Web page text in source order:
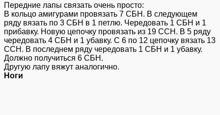
Передние лапы связать очень просто:
В кольцо амигурами провязать 7 СБН. В следующем
ряду вязать по 3 СБН в 1 петлю. Чередовать 1 СБН и 1
прибавку. Новую цепочку провязать из 19 ССН. В 5 ряду
чередовать 4 СБН и 1 убавку. С 6 по 12 цепочку вязать 13
ССН. В последнем ряду чередовать 1 СБН и 1 убавку.
Должно получиться 6 СБН.
Другую лапу вяжут аналогично.
Ноги